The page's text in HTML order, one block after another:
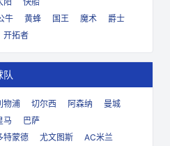
牛 黄蜂 国王 魔术
爵士
开拓者
队
物浦 切尔西 阿森纳
曼城
马
巴萨
特蒙德 尤文图斯
AC米兰